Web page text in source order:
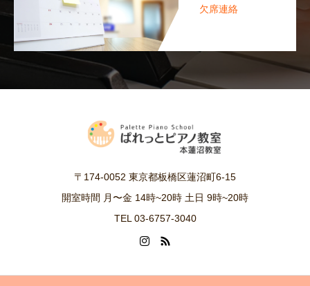
欠席連絡
〒174-0052 東京都板橋区蓮沼町6-15
開室時間 月〜金 14時~20時 土日 9時~20時
TEL 03-6757-3040